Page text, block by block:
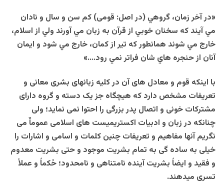
«در آخر زمان، گروهي (در اصل: قومی) كم سن و سال و نادان
مي آيند كه سخنان خوبي از قرآن به زبان مي آورند ولي از اسلام،
خارج مي شوند همانطور كه تير از كمان، خارج مي شود و ايمان
آنان از حنجره هاي شان فراتر نمي رود….»
با اینکه قوم و معادل های آن در کلیه زبانهای بشری معانی و
تعریفات مشخص دارد که هیچگاه جز یک دسته و گروه دارای
مشترکات خونی و اتصال پدر بزرگی را احتوا نمی نماید؛ ولی
چنانکه در زبان و ادبیات اکستریمیست های اسلامی عموماٌ می
نگریم آنها مفاهیم و تعریفات چنین کلمات و اسامی و اشارات را
خیلی به ساده گی به تمام بشریت موجود و حتی بشریت معدوم
و فقید و ایضاً بشریت آینده نامتناهی و نامحدود؛ حُکماً و عملاً
تسری میدهند.